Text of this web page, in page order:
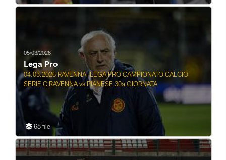
05/03/2026
Lega Pro
04.03.2026 RAVENNA- LEGA PRO CAMPIONATO CALCIO
SERIE C RAVENNA vs PIANESE 30a GIORNATA
68 file